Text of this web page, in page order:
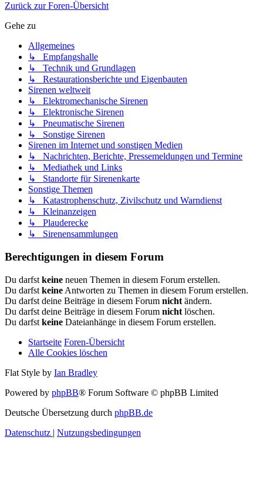
Zurück zur Foren-Übersicht
Gehe zu
Allgemeines
↳ Empfangshalle
↳ Technik und Grundlagen
↳ Restaurationsberichte und Eigenbauten
Sirenen weltweit
↳ Elektromechanische Sirenen
↳ Elektronische Sirenen
↳ Pneumatische Sirenen
↳ Sonstige Sirenen
Sirenen im Internet und sonstigen Medien
↳ Nachrichten, Berichte, Pressemeldungen und Termine
↳ Mediathek und Links
↳ Standorte für Sirenenkarte
Sonstige Themen
↳ Katastrophenschutz, Zivilschutz und Warndienst
↳ Kleinanzeigen
↳ Plauderecke
↳ Sirenensammlungen
Berechtigungen in diesem Forum
Du darfst keine neuen Themen in diesem Forum erstellen.
Du darfst keine Antworten zu Themen in diesem Forum erstellen.
Du darfst deine Beiträge in diesem Forum nicht ändern.
Du darfst deine Beiträge in diesem Forum nicht löschen.
Du darfst keine Dateianhänge in diesem Forum erstellen.
Startseite Foren-Übersicht
Alle Cookies löschen
Flat Style by Ian Bradley
Powered by phpBB® Forum Software © phpBB Limited
Deutsche Übersetzung durch phpBB.de
Datenschutz | Nutzungsbedingungen